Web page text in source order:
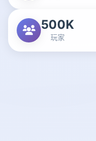
500K
玩家